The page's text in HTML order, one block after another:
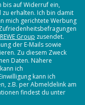
bis auf Widerruf ein,
zu erhalten. Ich bin damit
mich gerichtete Werbung
Group zusendet.
der E-Mails sowie
Zu diesem Zweck
Daten. Nähere
ich
kann ich
z.B. per Abmeldelink am
findest du unter